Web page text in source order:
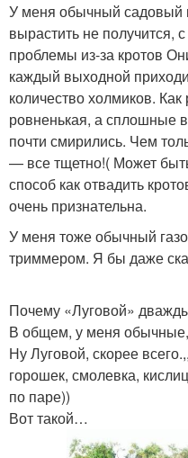
У меня обычный садовый
вырастить не получится,
проблемы из-за кротов
каждый выходной
количество холмиков.
ровненькая, а сплошные
почти смирились. Чем
— все тщетно!( Может
способ как отвадить
очень признательна.
У меня тоже обычный
триммером. Я бы даже
Почему «Луговой»
В общем, у меня
Ну Луговой, скорее
горошек, смолевка,
по паре))
Вот такой…